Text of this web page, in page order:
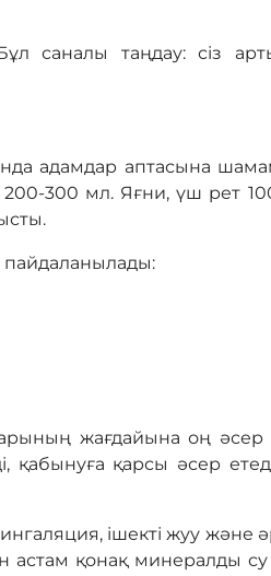
саналы таңдау: сіз
адамдар аптасына
300 мл. Яғни, үш рет
пайдаланылады:
жағдайына оң әсер
қабынуға қарсы әсер
ішекті жуу және
қонақ минералды